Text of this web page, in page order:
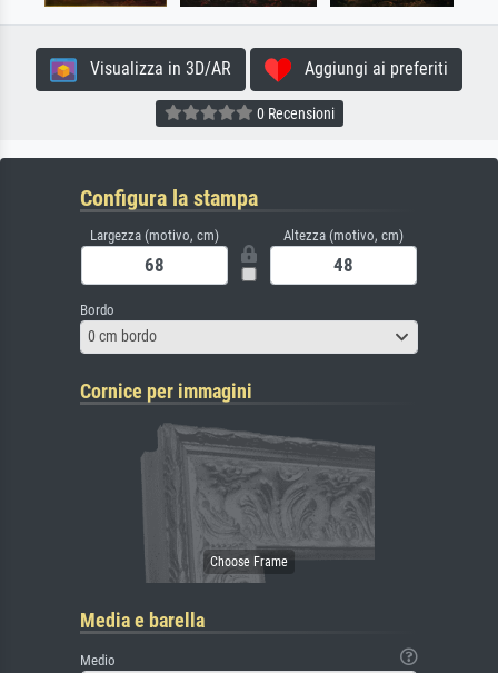
Visualizza in 3D/AR Aggiungi ai preferiti
0 Recensioni
Configura la stampa
Largezza (motivo, cm) Altezza (motivo, cm)
Bordo
0 cm bordo
Cornice per immagini
Media e barella
Medio